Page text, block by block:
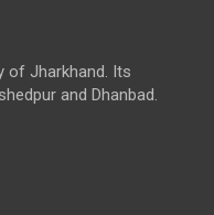
of Jharkhand. Its
and Dhanbad.